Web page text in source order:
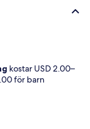
kostar USD 2.00–
för barn